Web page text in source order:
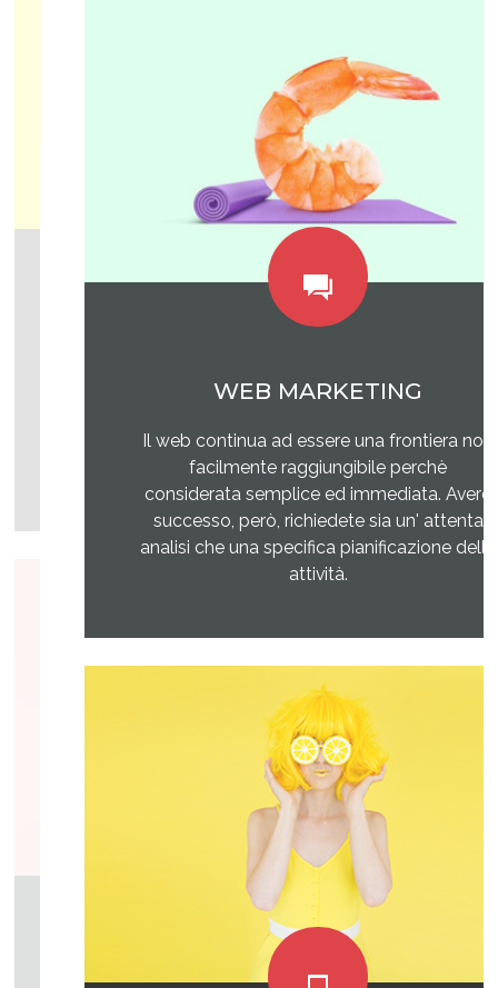
WEB MARKETING
Il web continua ad essere una frontiera non
facilmente raggiungibile perchè
considerata semplice ed immediata. Avere
successo, però, richiedete sia un' attenta
analisi che una specifica pianificazione delle